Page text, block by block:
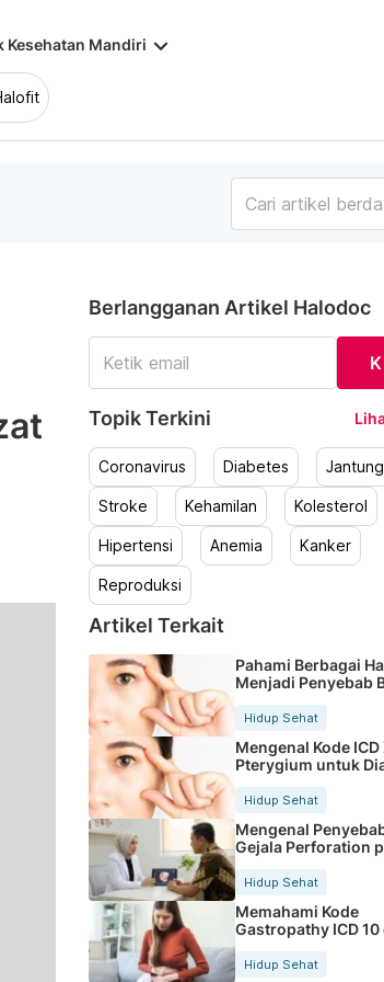
Kesehatan Mandiri keyboard_arrow_down
Berlangganan Artikel Halodoc
Topik Terkini
Coronavirus Diabetes Jantung
Stroke Kehamilan Kolesterol
Hipertensi Anemia Kanker
Reproduksi
Artikel Terkait
Pahami Berbagai
Menjadi Penyebab
Hidup Sehat
Mengenal Kode ICD
Pterygium untuk
Hidup Sehat
Mengenal
Gejala Perforation
Tubuh
Hidup Sehat
Memahami Kode
Gastropathy ICD 10
Rekam Medis Pasien
Hidup Sehat